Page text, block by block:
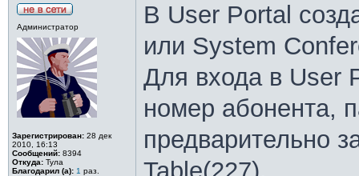
Администратор
Зарегистрирован: 28 дек
2010, 16:13
Сообщений: 8394
Откуда: Тула
Благодарил (а): 1 раз.
В User Portal
или System
Для входа в User
номер абонента,
предварительно